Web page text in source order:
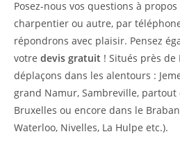
Posez-nous vos questions à
charpentier ou autre, par
répondrons avec plaisir. Pensez
votre devis gratuit ! Situés près de
déplaçons dans les alentours :
grand Namur, Sambreville, partout
Bruxelles ou encore dans le
Waterloo, Nivelles, La Hulpe etc.).